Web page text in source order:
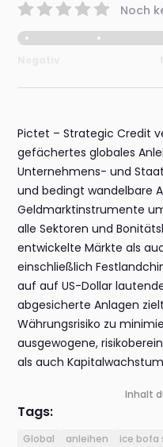
Noch
Pictet – Strategic Credit
gefächertes globales
Unternehmens- und
und bedingt wandelbare
Geldmarktinstrumente
alle Sektoren und
entwickelte Märkte als
einschließlich
auf auf US-Dollar
abgesicherte Anlagen
Währungsrisiko zu
ausgewogene,
als auch
Inhalt
Tags:
Global anleihen ice bofa